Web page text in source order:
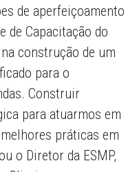
de aperfeiçoamento
de Capacitação do
construção de um
para o
Construir
para atuarmos em
práticas em
o Diretor da ESMP,